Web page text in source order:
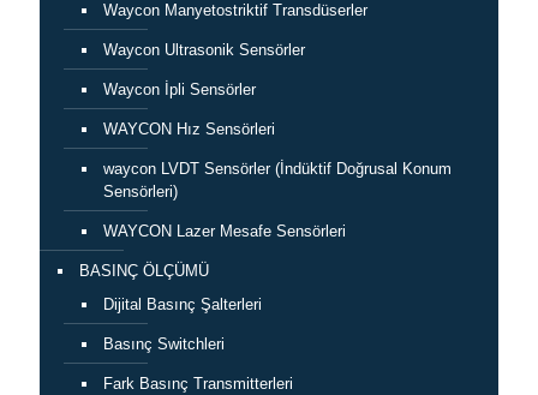
Waycon Manyetostriktif Transdüserler
Waycon Ultrasonik Sensörler
Waycon İpli Sensörler
WAYCON Hız Sensörleri
waycon LVDT Sensörler (İndüktif Doğrusal Konum
Sensörleri)
WAYCON Lazer Mesafe Sensörleri
BASINÇ ÖLÇÜMÜ
Dijital Basınç Şalterleri
Basınç Switchleri
Fark Basınç Transmitterleri